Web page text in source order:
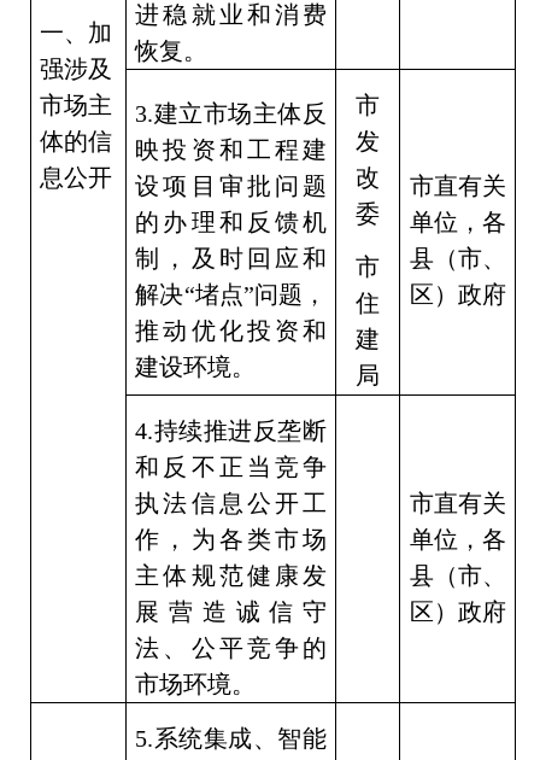
一、加
强涉及
市场主
体的信
息公开
进稳就业和消费
恢复。
3.建立市场主体反
映投资和工程建
设项目审批问题
的办理和反馈机
制，及时回应和
解决“堵点”问题，
推动优化投资和
建设环境。
市
发
改
委
市
住
建
局
市直有关
单位，各
县（市、
区）政府
4.持续推进反垄断
和反不正当竞争
执法信息公开工
作，为各类市场
主体规范健康发
展营造诚信守
法、公平竞争的
市场环境。
市直有关
单位，各
县（市、
区）政府
5.系统集成、智能